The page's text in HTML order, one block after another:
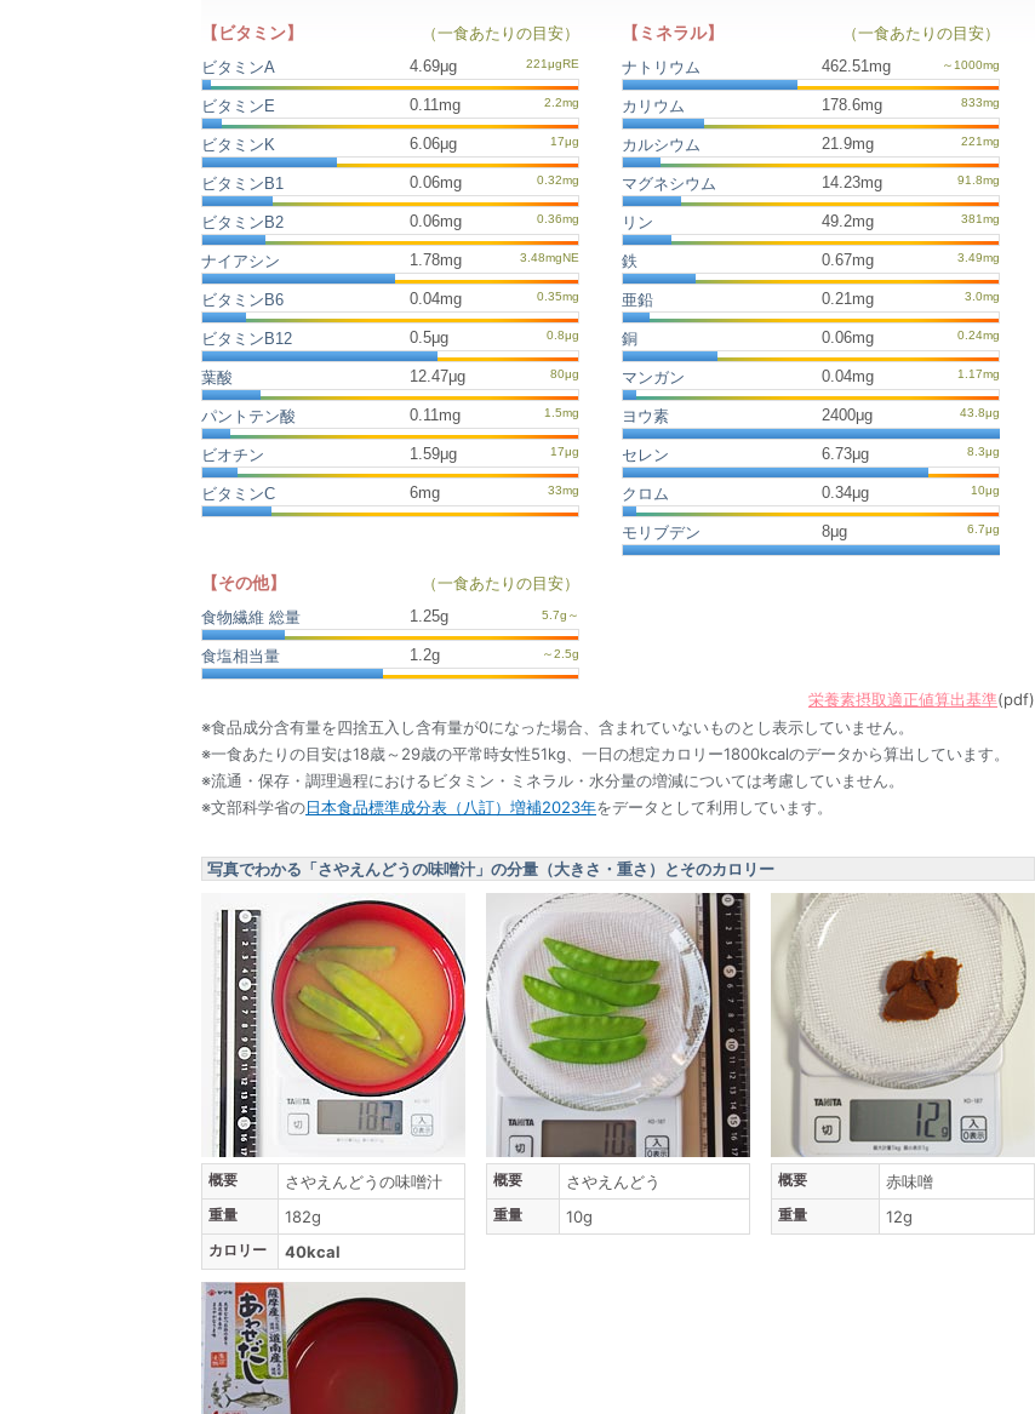
【ビタミン】
（一食あたりの目安）
ビタミンA
4.69μg
ビタミンE 0.11mg
ビタミンK 6.06μg
ビタミンB1 0.06mg
ビタミンB2 0.06mg
ナイアシン 1.78mg
ビタミンB6 0.04mg
ビタミンB12 0.5μg
葉酸 12.47μg
パントテン酸 0.11mg
ビオチン 1.59μg
ビタミンC 6mg
【ミネラル】
（一食あたりの目安）
ナトリウム
462.51mg
カリウム 178.6mg
カルシウム 21.9mg
マグネシウム 14.23mg
リン 49.2mg
鉄 0.67mg
亜鉛 0.21mg
銅 0.06mg
マンガン 0.04mg
ヨウ素 2400μg
セレン 6.73μg
クロム 0.34μg
モリブデン 8μg
【その他】
（一食あたりの目安）
食物繊維 総量
1.25g
食塩相当量 1.2g
栄養素摂取適正値算出基準(pdf)
※食品成分含有量を四捨五入し含有量が0になった場合、含まれていないものとし表示していません。
※一食あたりの目安は18歳～29歳の平常時女性51kg、一日の想定カロリー1800kcalのデータから算出しています。
※流通・保存・調理過程におけるビタミン・ミネラル・水分量の増減については考慮していません。
※文部科学省の日本食品標準成分表（八訂）増補2023年をデータとして利用しています。
写真でわかる「さやえんどうの味噌汁」の分量（大きさ・重さ）とそのカロリー
概要 さやえんどうの味噌汁
重量 182g
カロリー 40kcal
概要 さやえんどう
重量 10g
概要 赤味噌
重量 12g